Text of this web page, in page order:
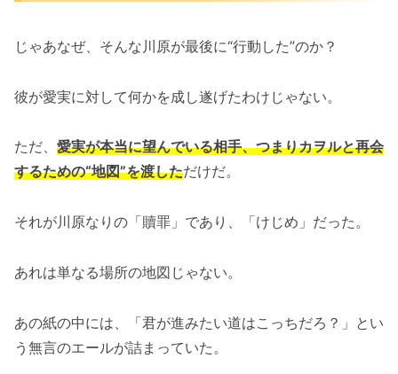
じゃあなぜ、そんな川原が最後に“行動した”のか？
彼が愛実に対して何かを成し遂げたわけじゃない。
ただ、 愛実が本当に望んでいる相手、つまりカヲルと再会
するための“地図”を渡しただけだ。
それが川原なりの「贖罪」であり、「けじめ」だった。
あれは単なる場所の地図じゃない。
あの紙の中には、「君が進みたい道はこっちだろ？」とい
う無言のエールが詰まっていた。